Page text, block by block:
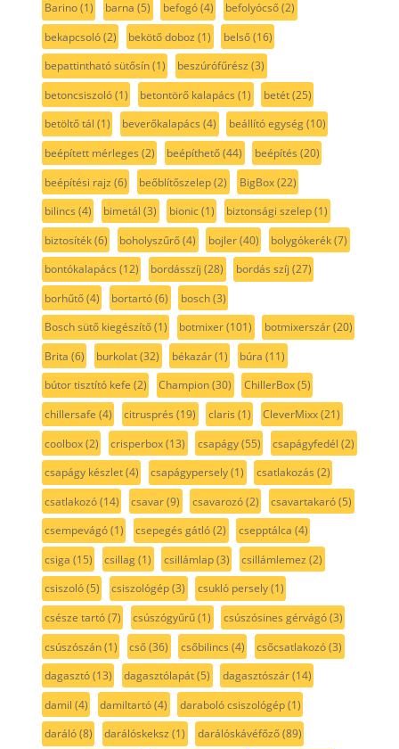
Barino(1) barna (5) befogó(4) befolyócső(2)
bekapcsoló(2) bekötő doboz (1) belső(16)
bepattintható sütősín(1) beszúrófűrész (3)
betoncsiszoló(1) betontörő kalapács (1) betét(25)
betöltő tál (1) beverőkalapács (4) beállító egység(10)
beépített mérleges (2) beépíthető(44) beépítés (20)
beépítési rajz (6) beőblítőszelep(2) BigBox(22)
bilincs (4) bimetál (3) bionic(1) biztonsági szelep(1)
biztosíték(6) boholyszűrő(4) bojler(40) bolygókerék(7)
bontókalapács (12) bordásszíj (28) bordás szíj (27)
borhűtő(4) bortartó(6) bosch(3)
Bosch sütő kiegészítő(1) botmixer(101) botmixerszár(20)
Brita (6) burkolat(32) békazár(1) búra (11)
bútor tisztító kefe (2) Champion(30) ChillerBox(5)
chillersafe (4) citrusprés (19) claris (1) CleverMixx(21)
coolbox(2) crisperbox(13) csapágy(55) csapágyfedél (2)
csapágy készlet(4) csapágypersely(1) csatlakozás (2)
csatlakozó(14) csavar(9) csavarozó(2) csavartakaró(5)
csempevágó(1) csepegés gátló(2) csepptálca (4)
csiga (15) csillag(1) csillámlap(3) csillámlemez (2)
csiszoló(5) csiszológép(3) csukló persely(1)
csésze tartó(7) csúszógyűrű(1) csúszósines gérvágó(3)
csúszószán(1) cső(36) csőbilincs (4) csőcsatlakozó(3)
dagasztó(13) dagasztólapát(5) dagasztószár(14)
damil (4) damiltartó(4) daraboló csiszológép(1)
daráló(8) darálóskeksz (1) darálóskávéfőző(89)